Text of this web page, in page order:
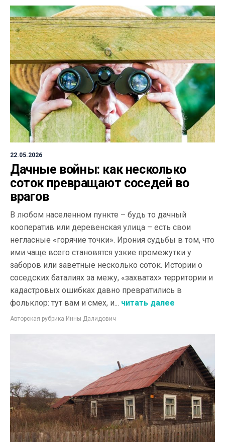
22.05.2026
Дачные войны: как несколько
соток превращают соседей во
врагов
В любом населенном пункте – будь то дачный
кооператив или деревенская улица – есть свои
негласные «горячие точки». Ирония судьбы в том, что
ими чаще всего становятся узкие промежутки у
заборов или заветные несколько соток. Истории о
соседских баталиях за межу, «захватах» территории и
кадастровых ошибках давно превратились в
фольклор: тут вам и смех, и... читать далее
Авторская рубрика Инны Далидович